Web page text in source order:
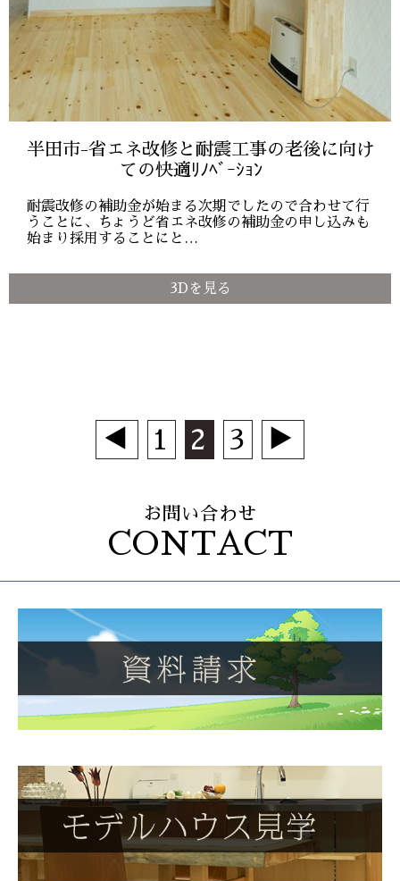
半田市-省エネ改修と耐震工事の老後に向け
ての快適ﾘﾉﾍﾞｰｼｮﾝ
耐震改修の補助金が始まる次期でしたので合わせて行
うことに、ちょうど省エネ改修の補助金の申し込みも
始まり採用することにと…
3Dを見る
◀ 1 2 3 ▶
お問い合わせ
CONTACT